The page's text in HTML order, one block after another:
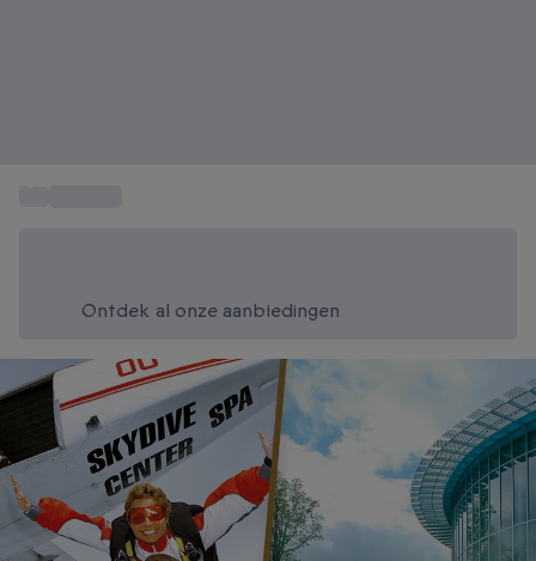
Ontdek al onze aanbiedingen